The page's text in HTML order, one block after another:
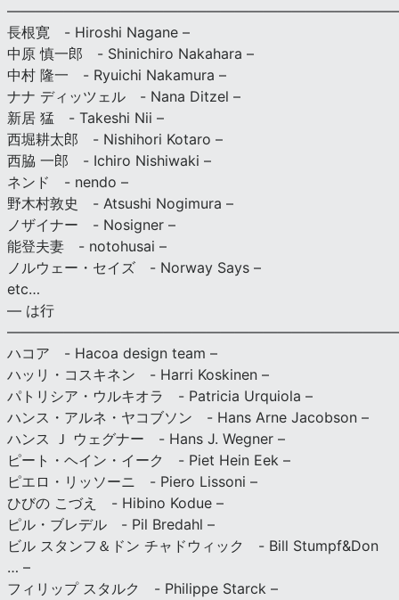
長根寛 - Hiroshi Nagane –
中原 慎一郎 - Shinichiro Nakahara –
中村 隆一 - Ryuichi Nakamura –
ナナ ディッツェル - Nana Ditzel –
新居 猛 - Takeshi Nii –
西堀耕太郎 - Nishihori Kotaro –
西脇 一郎 - Ichiro Nishiwaki –
ネンド - nendo –
野木村敦史 - Atsushi Nogimura –
ノザイナー - Nosigner –
能登夫妻 - notohusai –
ノルウェー・セイズ - Norway Says –
etc…
— は行
ハコア - Hacoa design team –
ハッリ・コスキネン - Harri Koskinen –
パトリシア・ウルキオラ - Patricia Urquiola –
ハンス・アルネ・ヤコブソン - Hans Arne Jacobson –
ハンス Ｊ ウェグナー - Hans J. Wegner –
ピート・ヘイン・イーク - Piet Hein Eek –
ピエロ・リッソーニ - Piero Lissoni –
ひびの こづえ - Hibino Kodue –
ピル・ブレデル - Pil Bredahl –
ビル スタンフ＆ドン チャドウィック - Bill Stumpf&Don
… –
フィリップ スタルク - Philippe Starck –